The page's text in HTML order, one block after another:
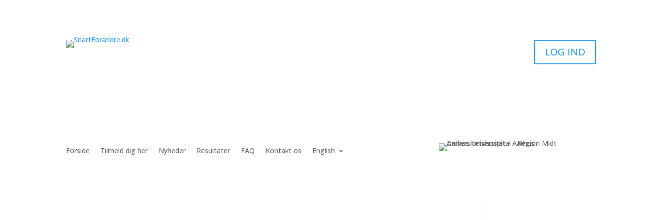
LOG IND
Forside Tilmeld dig her Nyheder Resultater FAQ Kontakt os English